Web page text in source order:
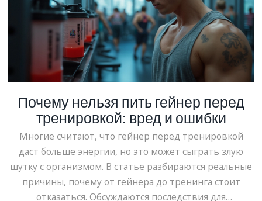
Почему нельзя пить гейнер перед
тренировкой: вред и ошибки
Многие считают, что гейнер перед тренировкой
даст больше энергии, но это может сыграть злую
шутку с организмом. В статье разбираются реальные
причины, почему от гейнера до тренинга стоит
отказаться. Обсуждаются последствия для